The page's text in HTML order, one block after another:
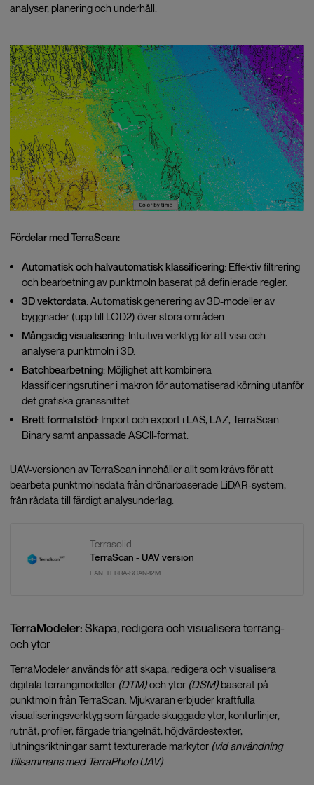
analyser, planering och underhåll.
Fördelar med TerraScan:
Automatisk och halvautomatisk klassificering: Effektiv filtrering
och bearbetning av punktmoln baserat på definierade regler.
3D vektordata: Automatisk generering av 3D-modeller av
byggnader (upp till LOD2) över stora områden.
Mångsidig visualisering: Intuitiva verktyg för att visa och
analysera punktmoln i 3D.
Batchbearbetning: Möjlighet att kombinera
klassificeringsrutiner i makron för automatiserad körning utanför
det grafiska gränssnittet.
Brett formatstöd: Import och export i LAS, LAZ, TerraScan
Binary samt anpassade ASCII-format.
UAV-versionen av TerraScan innehåller allt som krävs för att
bearbeta punktmolnsdata från drönarbaserade LiDAR-system,
från rådata till färdigt analysunderlag.
Terrasolid
TerraScan - UAV version
EAN: TERRA-SCAN-12M
TerraModeler:Skapa, redigera och visualisera terräng-
och ytor
TerraModeleranvänds för att skapa, redigera och visualisera
digitala terrängmodeller (DTM)och ytor (DSM)baserat på
punktmoln från TerraScan. Mjukvaran erbjuder kraftfulla
visualiseringsverktyg som färgade skuggade ytor, konturlinjer,
rutnät, profiler, färgade triangelnät, höjdvärdestexter,
lutningsriktningar samt texturerade markytor (vid användning
tillsammans med TerraPhoto UAV).